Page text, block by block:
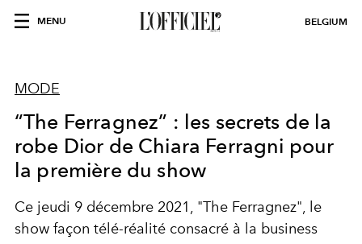
MENU BELGIUM
MODE
“The Ferragnez” : les secrets de la
robe Dior de Chiara Ferragni pour
la première du show
Ce jeudi 9 décembre 2021, "The Ferragnez", le
show façon télé-réalité consacré à la business